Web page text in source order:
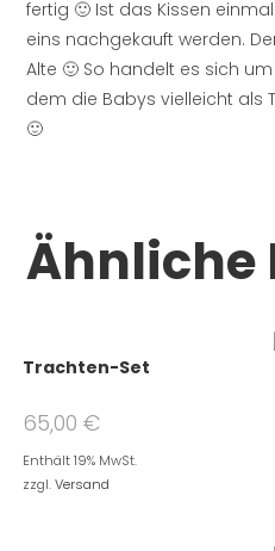
fertig 🙂 Ist das Kissen
eins nachgekauft werden.
Alte 🙂 So handelt es sich
dem die Babys vielleicht als
🙂
Ähnliche
Trachten-Set
65,00 €
Enthält 19% MwSt.
zzgl.Versand